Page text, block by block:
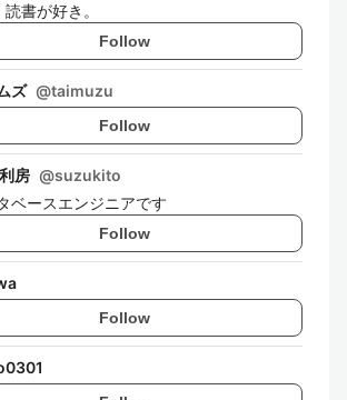
書が好き。
Follow
ズ @taimuzu
Follow
房 @suzukito
ベースエンジニアです
Follow
Follow